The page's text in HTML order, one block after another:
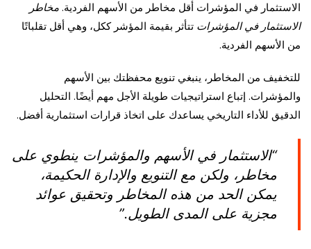
الاستثمار في المؤشرات أقل مخاطر من الأسهم الفردية. مخاطر
الاستثمار في المؤشرات تتأثر بقيمة المؤشر ككل، وهي أقل تقلباتًا
من الأسهم الفردية.
للتخفيف من المخاطر، ينبغي تنويع محفظتك بين الأسهم
والمؤشرات. إتباع استراتيجيات طويلة الأجل مهم أيضًا. التحليل
الدقيق للأداء التاريخي يساعدك على اتخاذ قرارات استثمارية أفضل.
“الاستثمار في الأسهم والمؤشرات ينطوي على
مخاطر، ولكن مع التنويع والإدارة الحكيمة،
يمكن الحد من هذه المخاطر وتحقيق عوائد
مجزية على المدى الطويل.”